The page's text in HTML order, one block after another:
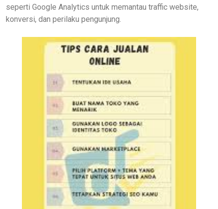
seperti Google Analytics untuk memantau traffic website,
konversi, dan perilaku pengunjung.